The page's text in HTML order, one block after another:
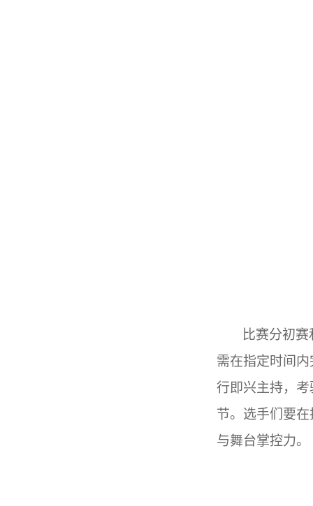
比赛分初
需在指定时间
行即兴主持，考
节。选手们要
与舞台掌控力。